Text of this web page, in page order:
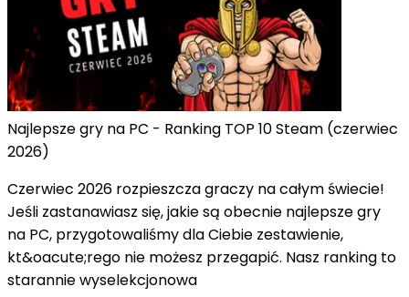
Najlepsze gry na PC - Ranking TOP 10 Steam (czerwiec
2026)
Czerwiec 2026 rozpieszcza graczy na całym świecie!
Jeśli zastanawiasz się, jakie są obecnie najlepsze gry
na PC, przygotowaliśmy dla Ciebie zestawienie,
kt&oacute;rego nie możesz przegapić. Nasz ranking to
starannie wyselekcjonowa